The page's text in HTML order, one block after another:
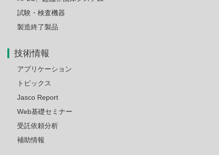
試験・検査機器
製造終了製品
技術情報
アプリケーション
トピックス
Jasco Report
Web基礎セミナー
受託依頼分析
補助情報